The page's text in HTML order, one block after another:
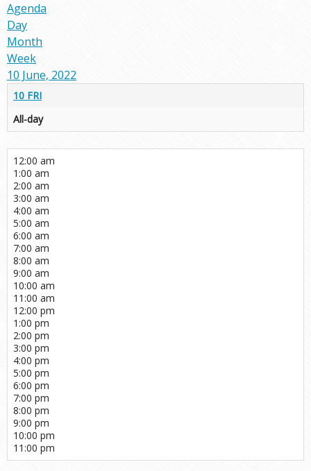
Agenda
Day
Month
Week
10 June, 2022
10 FRI
All-day
12:00 am
1:00 am
2:00 am
3:00 am
4:00 am
5:00 am
6:00 am
7:00 am
8:00 am
9:00 am
10:00 am
11:00 am
12:00 pm
1:00 pm
2:00 pm
3:00 pm
4:00 pm
5:00 pm
6:00 pm
7:00 pm
8:00 pm
9:00 pm
10:00 pm
11:00 pm